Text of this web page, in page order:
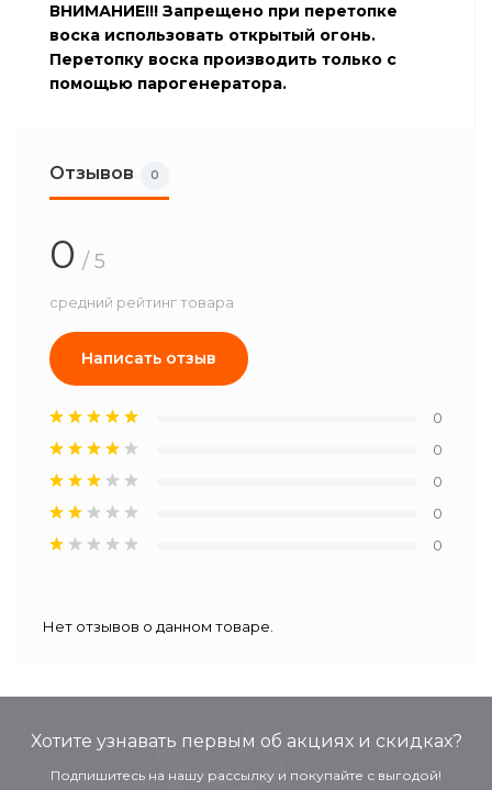
ВНИМАНИЕ!!! Запрещено при перетопке
воска использовать открытый огонь.
Перетопку воска производить только с
помощью парогенератора.
Отзывов 0
0 / 5
средний рейтинг товара
Написать отзыв
0
0
0
0
0
Нет отзывов о данном товаре.
Хотите узнавать первым об акциях и скидках?
Подпишитесь на нашу рассылку и покупайте с выгодой!